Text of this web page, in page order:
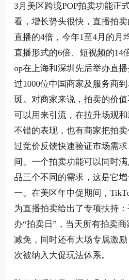
3月美区跨境POP拍卖功能正
看，增长势头很快，直播拍
直播的4倍，今年1至4月的月
直播形式的6倍、短视频的14
op在上海和深圳先后举办直
过1000位中国商家及服务商
斑。对商家来说，拍卖的价
可以用来引流，在拉升场观
不错的表现，也有商家把拍
过竞价反馈快速验证市场需
间。一个拍卖功能可以同时
品三个不同的需求，这是它
一。在美区年中促期间，
为直播拍卖给出了专项扶持
办“拍卖日”，当天所有拍卖
减免，同时还有大场专属激
次被纳入大促玩法体系。